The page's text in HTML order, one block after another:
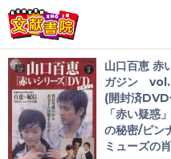
会員登録
ログイン
山口百恵 赤
ガジン
(開封済
「赤い疑惑
の秘密/ピン
ミューズの